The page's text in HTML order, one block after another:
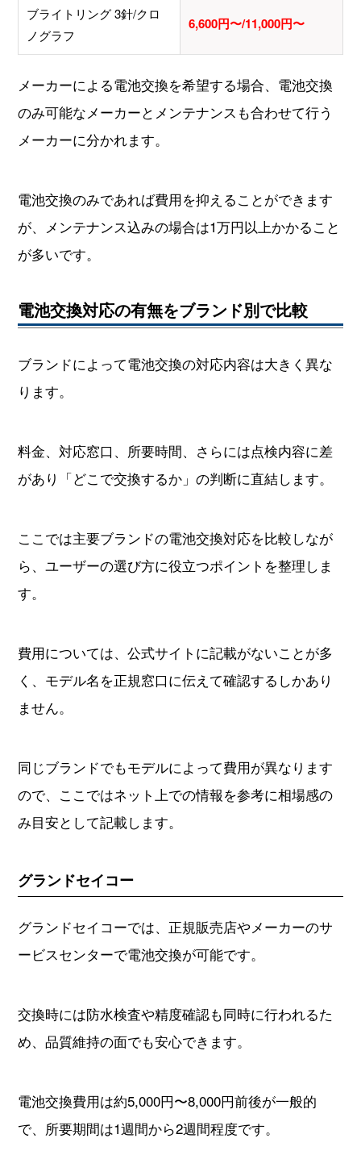
ブライトリング 3針/クロ
ノグラフ
6,600円〜/11,000円〜
メーカーによる電池交換を希望する場合、電池交換
のみ可能なメーカーとメンテナンスも合わせて行う
メーカーに分かれます。
電池交換のみであれば費用を抑えることができます
が、メンテナンス込みの場合は1万円以上かかること
が多いです。
電池交換対応の有無をブランド別で比較
ブランドによって電池交換の対応内容は大きく異な
ります。
料金、対応窓口、所要時間、さらには点検内容に差
があり「どこで交換するか」の判断に直結します。
ここでは主要ブランドの電池交換対応を比較しなが
ら、ユーザーの選び方に役立つポイントを整理しま
す。
費用については、公式サイトに記載がないことが多
く、モデル名を正規窓口に伝えて確認するしかあり
ません。
同じブランドでもモデルによって費用が異なります
ので、ここではネット上での情報を参考に相場感の
み目安として記載します。
グランドセイコー
グランドセイコーでは、正規販売店やメーカーのサ
ービスセンターで電池交換が可能です。
交換時には防水検査や精度確認も同時に行われるた
め、品質維持の面でも安心できます。
電池交換費用は約5,000円〜8,000円前後が一般的
で、所要期間は1週間から2週間程度です。